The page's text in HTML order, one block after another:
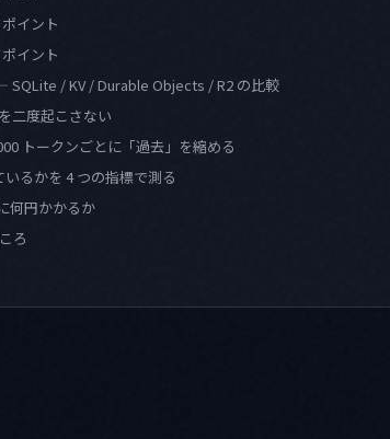
イント
イント
SQLite / KV / Durable Objects / R2 の比較
二度起こさない
トークンごとに「過去」を縮める
るかを 4 つの指標で測る
何円かかるか
ろ